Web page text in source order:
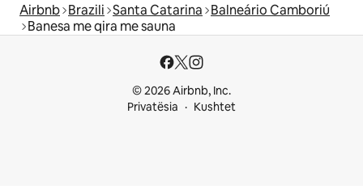
Airbnb Brazili Santa Catarina Balneário Camboriú
Banesa me qira me sauna
© 2026 Airbnb, Inc.
Privatësia
Kushtet